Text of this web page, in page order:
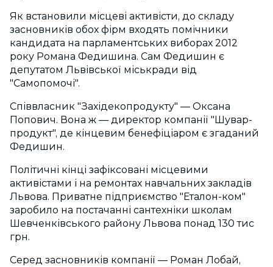
Як встановили місцеві активісти, до складу
засновників обох фірм входять помічники
кандидата на парламентських виборах 2012
року Романа Федишина. Сам Федишин є
депутатом Львівської міськради від
"Самопомочі".
Співвласник "Західекопродукту" — Оксана
Попович. Вона ж — директор компанії "Шувар-
продукт", де кінцевим бенефіціаром є згаданий
Федишин.
Політичні кінці зафіксовані місцевими
активістами і на ремонтах навчальних закладів
Львова. Приватне підприємство "Еталон-ком"
заробило на постачанні сантехніки школам
Шевченківського району Львова понад 130 тис
грн.
Серед засновників компанії — Роман Лобай,